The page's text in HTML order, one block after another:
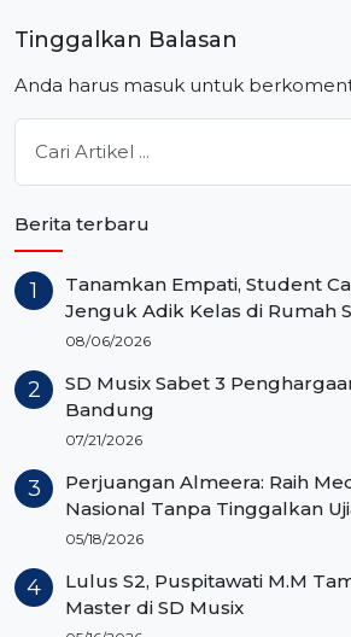
Tinggalkan Balasan
Anda harus masuk untuk
Berita terbaru
Tanamkan Empati, Student
Jenguk Adik Kelas di Rumah
08/06/2026
SD Musix Sabet 3
Bandung
07/21/2026
Perjuangan Almeera: Raih
Nasional Tanpa Tinggalkan
05/18/2026
Lulus S2, Puspitawati M.M
Master di SD Musix